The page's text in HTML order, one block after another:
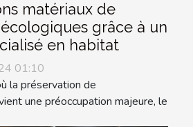
matériaux de
grâce à un
en habitat
01:10
la préservation de
une préoccupation majeure, le